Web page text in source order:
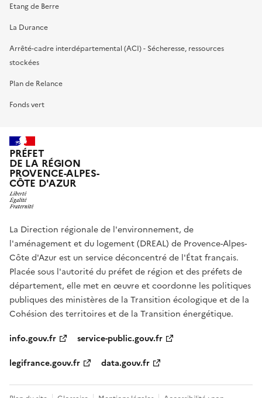
Etang de Berre
La Durance
Arrêté-cadre interdépartemental (ACI) - Sécheresse, ressources
stockées
Plan de Relance
Fonds vert
PRÉFET
DE LA RÉGION
PROVENCE-ALPES-
CÔTE D'AZUR
La Direction régionale de l'environnement, de
l'aménagement et du logement (DREAL) de Provence-Alpes-
Côte d'Azur est un service déconcentré de l'État français.
Placée sous l'autorité du préfet de région et des préfets de
département, elle met en œuvre et coordonne les politiques
publiques des ministères de la Transition écologique et de la
Cohésion des territoires et de la Transition énergétique.
info.gouv.fr
service-public.gouv.fr
legifrance.gouv.fr
data.gouv.fr